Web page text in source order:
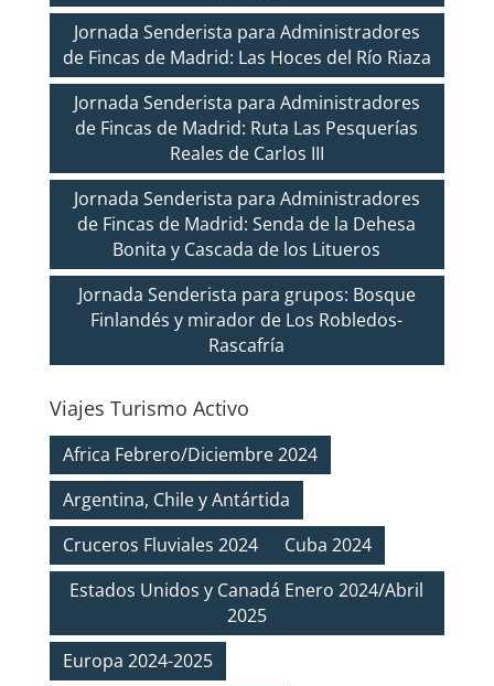
Jornada Senderista para Administradores
de Fincas de Madrid: Las Hoces del Río Riaza
Jornada Senderista para Administradores
de Fincas de Madrid: Ruta Las Pesquerías
Reales de Carlos III
Jornada Senderista para Administradores
de Fincas de Madrid: Senda de la Dehesa
Bonita y Cascada de los Litueros
Jornada Senderista para grupos: Bosque
Finlandés y mirador de Los Robledos-
Rascafría
Viajes Turismo Activo
Africa Febrero/Diciembre 2024
Argentina, Chile y Antártida
Cruceros Fluviales 2024
Cuba 2024
Estados Unidos y Canadá Enero 2024/Abril
2025
Europa 2024-2025